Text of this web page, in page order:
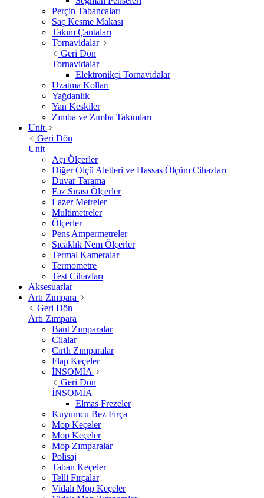
Perçin Tabancaları
Saç Kesme Makası
Takım Çantaları
Tornavidalar
Geri Dön
Tornavidalar
Elektronikçi Tornavidalar
Uzatma Kolları
Yağdanlık
Yan Keskiler
Zımba ve Zımba Takımları
Unit
Geri Dön
Unit
Açı Ölçerler
Diğer Ölçü Aletleri ve Hassas Ölçüm Cihazları
Duvar Tarama
Faz Sırası Ölçerler
Lazer Metreler
Multimetreler
Ölçerler
Pens Ampermetreler
Sıcaklık Nem Ölçerler
Termal Kameralar
Termometre
Test Cihazları
Aksesuarlar
Artı Zımpara
Geri Dön
Artı Zımpara
Bant Zımparalar
Cilalar
Cırtlı Zımparalar
Flap Keçeler
İNSOMİA
Geri Dön
İNSOMİA
Elmas Frezeler
Kuyumcu Bez Fırça
Mop Keçeler
Mop Keçeler
Mop Zımparalar
Polisaj
Taban Keçeler
Telli Fırçalar
Vidalı Mop Keçeler